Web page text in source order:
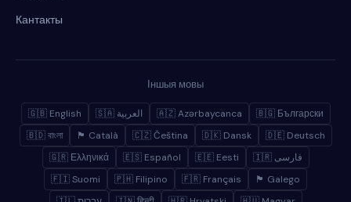
Кантакты
Іншыя мовы
🇬🇧 English 🇸🇦 العربية 🇦🇿 Azərbaycanca
🇧🇬 Български
🇧🇩 বাংলা
🏴 Català 🇨🇿 Čeština 🇩🇰 Dansk
🇩🇪 Deutsch
🇬🇷 Ελληνικά
🇪🇸 Español 🇪🇪 Eesti
🇮🇷 فارسی
🇫🇮 Suomi
🇵🇭 Filipino 🇫🇷 Français
🏴 Galego